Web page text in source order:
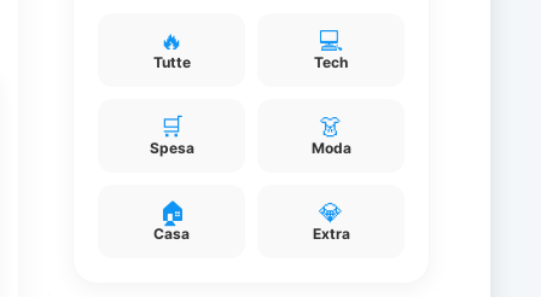
🔥
Tutte
💻
Tech
🛒
Spesa
👗
Moda
🏠
Casa
💎
Extra